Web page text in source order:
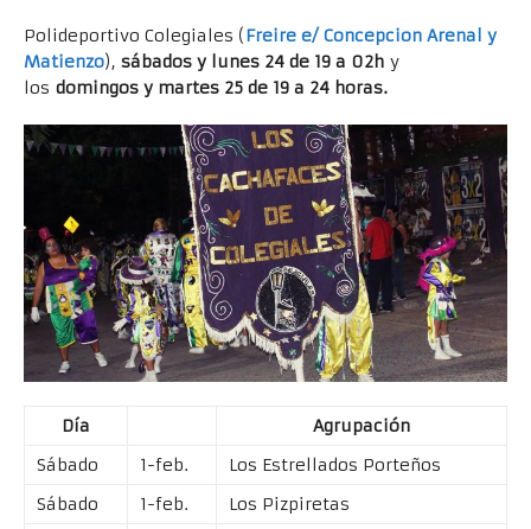
Polideportivo Colegiales (Freire e/ Concepcion Arenal y
Matienzo), sábados y lunes 24 de 19 a 02h y
los domingos y martes 25 de 19 a 24 horas.
Día
Agrupación
Sábado
1-feb.
Los Estrellados Porteños
Sábado
1-feb.
Los Pizpiretas